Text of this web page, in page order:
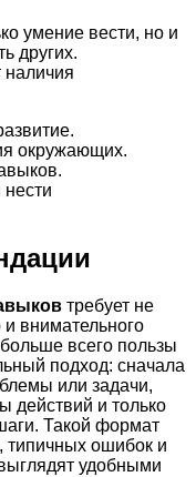
умение вести, но и
других.
наличия
окружающих.
требует не
внимательного
всего пользы
подход: сначала
или задачи,
действий и только
Такой формат
типичных ошибок и
удобными